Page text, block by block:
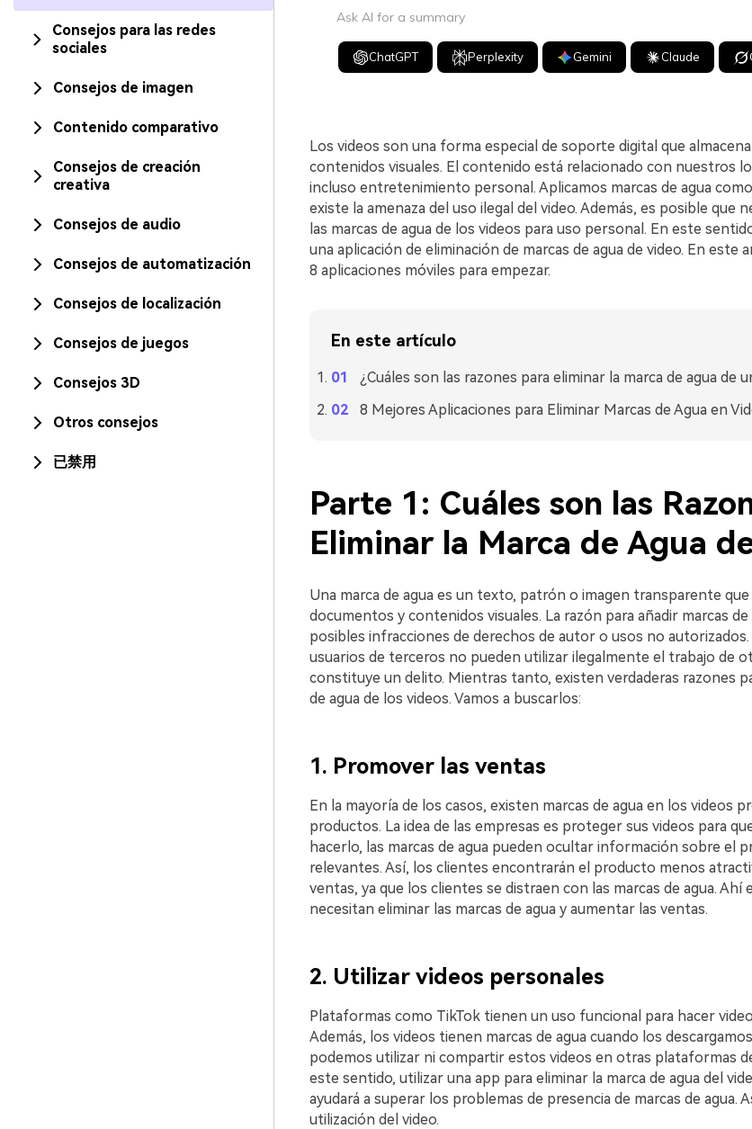
Consejos para las redes
sociales
Consejos de imagen
Contenido comparativo
Consejos de creación
creativa
Consejos de audio
Consejos de automatización
Consejos de localización
Consejos de juegos
Consejos 3D
Otros consejos
已禁用
Ask AI for a summary
ChatGPT Perplexity Gemini Claude
Los videos son una forma especial de soporte digital que
contenidos visuales. El contenido está relacionado con nuestros
incluso entretenimiento personal. Aplicamos marcas de agua
existe la amenaza del uso ilegal del video. Además, es posible que
las marcas de agua de los videos para uso personal. En este
una aplicación de eliminación de marcas de agua de video. En este
8 aplicaciones móviles para empezar.
En este artículo
¿Cuáles son las razones para eliminar la marca de agua de
8 Mejores Aplicaciones para Eliminar Marcas de Agua en
Parte 1: Cuáles son las
Eliminar la Marca de Agua
Una marca de agua es un texto, patrón o imagen transparente que
documentos y contenidos visuales. La razón para añadir marcas de
posibles infracciones de derechos de autor o usos no
usuarios de terceros no pueden utilizar ilegalmente el trabajo de
constituye un delito. Mientras tanto, existen verdaderas razones
de agua de los videos. Vamos a buscarlos:
1. Promover las ventas
En la mayoría de los casos, existen marcas de agua en los videos
productos. La idea de las empresas es proteger sus videos para
hacerlo, las marcas de agua pueden ocultar información sobre el
relevantes. Así, los clientes encontrarán el producto menos
ventas, ya que los clientes se distraen con las marcas de agua. Ahí
necesitan eliminar las marcas de agua y aumentar las ventas.
2. Utilizar videos personales
Plataformas como TikTok tienen un uso funcional para hacer
Además, los videos tienen marcas de agua cuando los
podemos utilizar ni compartir estos videos en otras plataformas
este sentido, utilizar una app para eliminar la marca de agua del
ayudará a superar los problemas de presencia de marcas de agua.
utilización del video.